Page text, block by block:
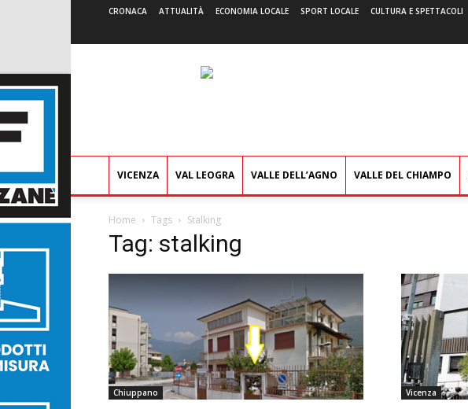
CRONACA ATTUALITÀ ECONOMIA LOCALE SPORT LOCALE CULTURA E SPETTACOLI
VICENZA VAL LEOGRA VALLE DELL’AGNO VALLE DEL CHIAMPO
Home Tags Stalking
Tag: stalking
Chiuppano Vicenza